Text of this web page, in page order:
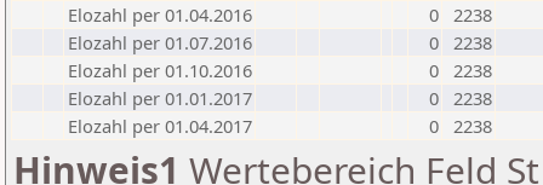
Elozahl per 01.04.2016
0 2238
Elozahl per 01.07.2016
0 2238
Elozahl per 01.10.2016
0 2238
Elozahl per 01.01.2017
0 2238
Elozahl per 01.04.2017
0 2238
Hinweis1 Wertebereich Feld